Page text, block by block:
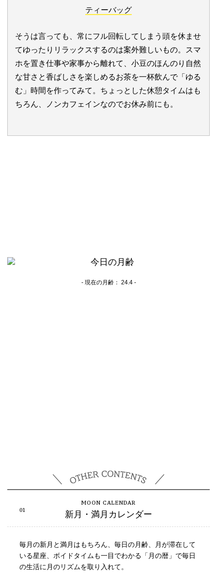
ティーバッグ
そうは言っても、常にフル回転してしまう頭を休ませ
てゆったりリラックスするのは案外難しいもの。スマ
ホを置き仕事や家事から離れて、小豆のほんのり自然
な甘さと香ばしさを楽しめるお茶を一杯飲んで「ゆる
む」時間を作ってみて。ちょっとした休憩タイムはも
ちろん、ノンカフェインなのでお休み前にも。
- 現在の月齢： 24.4 -
新月・満月カレンダー
毎月の新月と満月はもちろん、毎日の月齢、月が滞在して
いる星座、ボイドタイムも一目でわかる「月の暦」で毎日
の生活に月のリズムを取り入れて。